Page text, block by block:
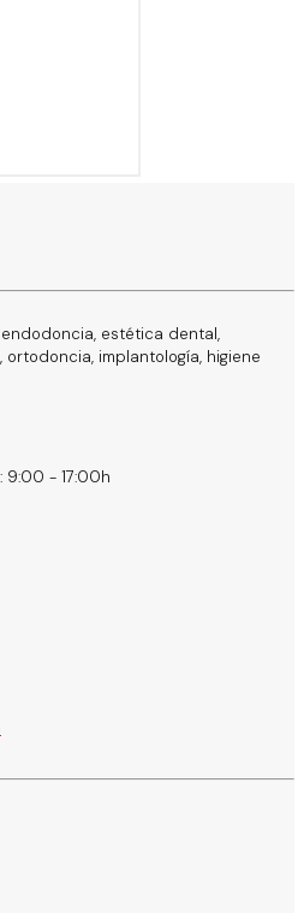
estética dental,
implantología, higiene
9:00 - 17:00h